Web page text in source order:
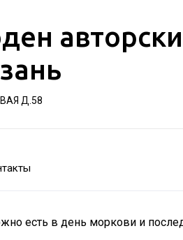
Д.58
есть в день моркови и